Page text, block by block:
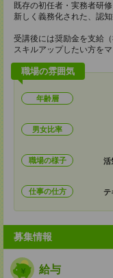
既存の初任者・実務者研
新しく義務化された、認
受講後には奨励金を支給（
スキルアップしたい方を
職場の雰囲気
年齢層
男女比率
職場の様子 活
仕事の仕方 テ
募集情報
給与